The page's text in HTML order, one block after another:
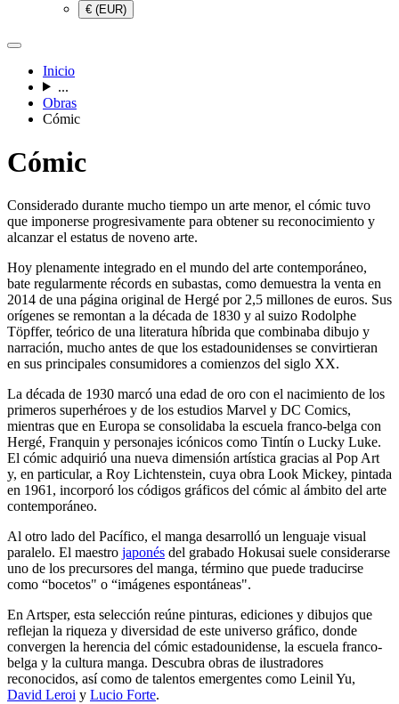
€ (EUR)
Inicio
...
Obras
Cómic
Cómic
Considerado durante mucho tiempo un arte menor, el cómic tuvo
que imponerse progresivamente para obtener su reconocimiento y
alcanzar el estatus de noveno arte.
Hoy plenamente integrado en el mundo del arte contemporáneo,
bate regularmente récords en subastas, como demuestra la venta en
2014 de una página original de Hergé por 2,5 millones de euros. Sus
orígenes se remontan a la década de 1830 y al suizo Rodolphe
Töpffer, teórico de una literatura híbrida que combinaba dibujo y
narración, mucho antes de que los estadounidenses se convirtieran
en sus principales consumidores a comienzos del siglo XX.
La década de 1930 marcó una edad de oro con el nacimiento de los
primeros superhéroes y de los estudios Marvel y DC Comics,
mientras que en Europa se consolidaba la escuela franco-belga con
Hergé, Franquin y personajes icónicos como Tintín o Lucky Luke.
El cómic adquirió una nueva dimensión artística gracias al Pop Art
y, en particular, a Roy Lichtenstein, cuya obra Look Mickey, pintada
en 1961, incorporó los códigos gráficos del cómic al ámbito del arte
contemporáneo.
Al otro lado del Pacífico, el manga desarrolló un lenguaje visual
paralelo. El maestro japonés del grabado Hokusai suele considerarse
uno de los precursores del manga, término que puede traducirse
como “bocetos" o “imágenes espontáneas".
En Artsper, esta selección reúne pinturas, ediciones y dibujos que
reflejan la riqueza y diversidad de este universo gráfico, donde
convergen la herencia del cómic estadounidense, la escuela franco-
belga y la cultura manga. Descubra obras de ilustradores
reconocidos, así como de talentos emergentes como Leinil Yu,
David Leroi y Lucio Forte.